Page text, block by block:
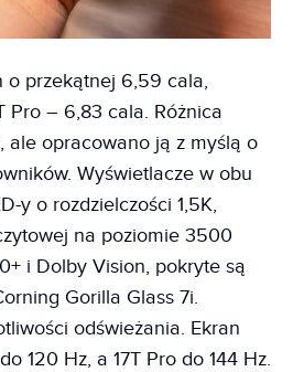
o przekątnej 6,59 cala,
Pro – 6,83 cala. Różnica
ale opracowano ją z myślą o
Wyświetlacze w obu
y o rozdzielczości 1,5K,
na poziomie 3500
i Dolby Vision, pokryte są
Gorilla Glass 7i.
odświeżania. Ekran
120 Hz, a 17T Pro do 144 Hz.